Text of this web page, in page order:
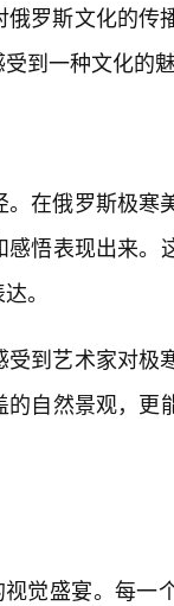
罗斯文化的传
到一种文化的
在俄罗斯极寒
悟表现出来。
。
到艺术家对极
自然景观，更
觉盛宴。每一